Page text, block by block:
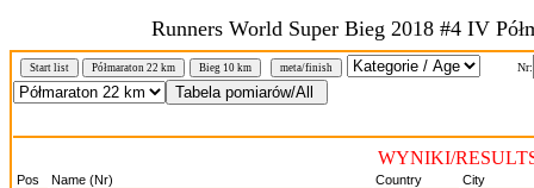
Runners World Super Bieg 2018 #4 IV
Start list Półmaraton 22 km Bieg 10 km meta/finish Nr:
WYNIKI/RESULTS
Pos Name (Nr) Country
City